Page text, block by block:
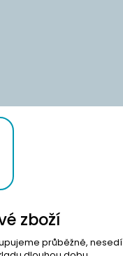
zboží
průběžně, nesedí